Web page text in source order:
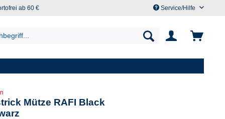
ab 60 € Service/Hilfe
Mütze RAFI Black